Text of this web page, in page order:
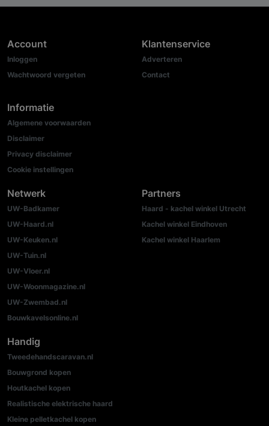
Account
Inloggen
Wachtwoord vergeten
Informatie
Algemene voorwaarden
Disclaimer
Privacy disclaimer
Cookie instellingen
Klantenservice
Adverteren
Contact
Netwerk
UW-Badkamer
UW-Haard.nl
UW-Keuken.nl
UW-Tuin.nl
UW-Vloer.nl
UW-Woonmagazine.nl
UW-Zwembad.nl
Bouwkavelsonline.nl
Partners
Haard - kachel winkel Utrecht
Kachel winkel Eindhoven
Kachel winkel Haarlem
Handig
Tweedehandscaravan.nl
Bouwgrond kopen
Houtkachel kopen
Realistische elektrische haard
Kleine pelletkachel kopen